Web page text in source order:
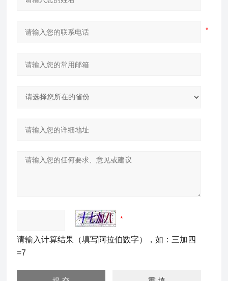
请输入计算结果（填写阿拉伯数字），如：三加四
=7